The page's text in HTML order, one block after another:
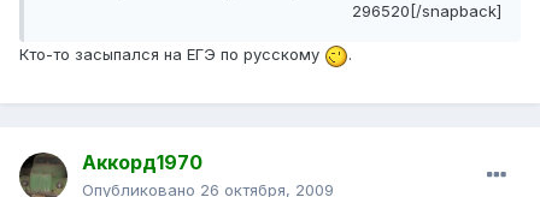
296520[/snapback]
Кто-то засыпался на ЕГЭ по русскому .
Аккорд1970
Опубликовано 26 октября, 2009